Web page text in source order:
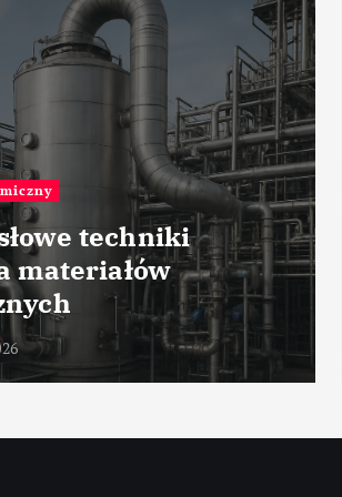
Przemysł zbrojeniowy
Rola wojsk
7 sierpnia, 2026